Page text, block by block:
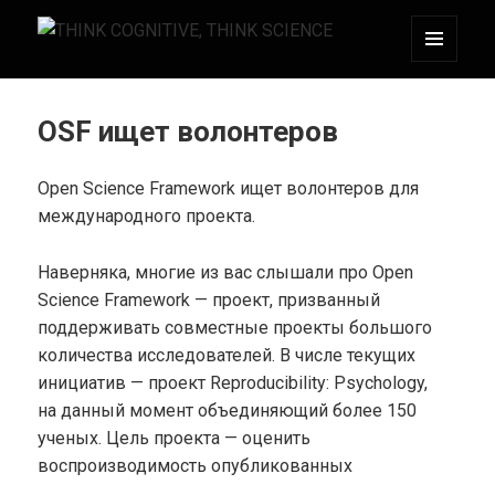
THINK COGNITIVE, THINK SCIENCE
OSF ищет волонтеров
Open Science Framework ищет волонтеров для
международного проекта.
Наверняка, многие из вас слышали про Open
Science Framework — проект, призванный
поддерживать совместные проекты большого
количества исследователей. В числе текущих
инициатив — проект Reproducibility: Psychology,
на данный момент объединяющий более 150
ученых. Цель проекта — оценить
воспроизводимость опубликованных